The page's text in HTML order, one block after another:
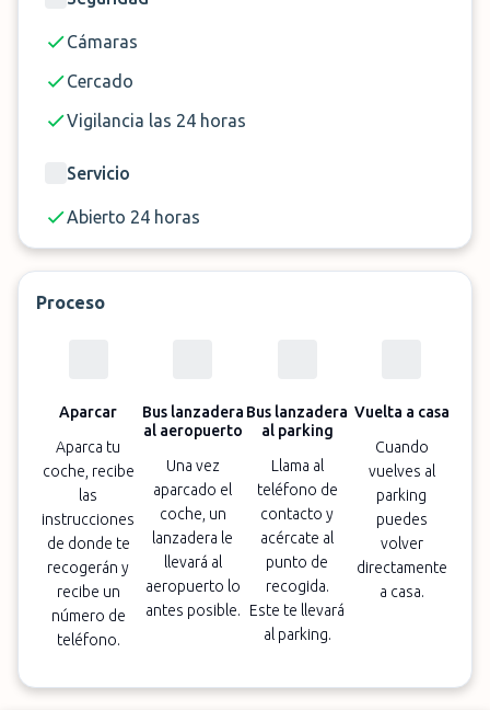
Cámaras
Cercado
Vigilancia las 24 horas
Servicio
Abierto 24 horas
Proceso
Aparcar
Aparca tu
coche, recibe
las
instrucciones
de donde te
recogerán y
recibe un
número de
teléfono.
Bus lanzadera
al aeropuerto
Una vez
aparcado el
coche, un
lanzadera le
llevará al
aeropuerto lo
antes posible.
Bus lanzadera
al parking
Llama al
teléfono de
contacto y
acércate al
punto de
recogida.
Este te llevará
al parking.
Vuelta a casa
Cuando
vuelves al
parking
puedes
volver
directamente
a casa.